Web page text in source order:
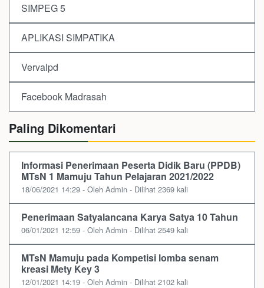
SIMPEG 5
APLIKASI SIMPATIKA
Vervalpd
Facebook Madrasah
Paling Dikomentari
Informasi Penerimaan Peserta Didik Baru (PPDB)
MTsN 1 Mamuju Tahun Pelajaran 2021/2022
18/06/2021 14:29 - Oleh Admin - Dilihat 2369 kali
Penerimaan Satyalancana Karya Satya 10 Tahun
06/01/2021 12:59 - Oleh Admin - Dilihat 2549 kali
MTsN Mamuju pada Kompetisi lomba senam
kreasi Mety Key 3
12/01/2021 14:19 - Oleh Admin - Dilihat 2102 kali